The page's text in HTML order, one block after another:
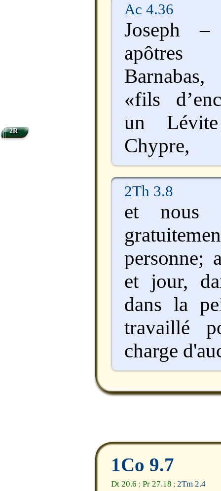
Ac 4.36
Joseph
apôtres
«fils
un
Chypre,
2Th 3.8
et nous
personne;
et jour,
dans la
travaillé
charge
1Co 9.7
Dt 20.6 ; Pr 27.18 ; 2Tm 2.4
2R